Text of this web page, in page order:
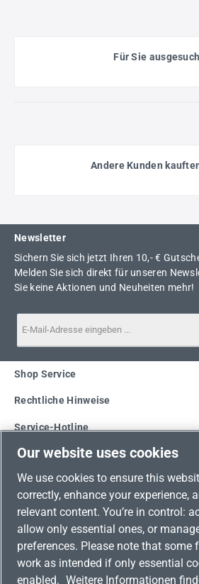
Für Sie
Andere Kunden
Newsletter
Sichern Sie sich jetzt Ihren 10,- €
Melden Sie sich direkt für unseren
Sie keine Aktionen und Neuheiten mehr!
Service-Hotline
Shop Service
Rechtliche Hinweise
Unsere Vorteile
Versandarten
Zahlungsarten
Adresse
Umweltschutz & Partnerschaft
Our website uses cookies
We use cookies to ensure this
correctly, enhance your experience,
relevant content. You’re in control:
allow only essential ones, or
preferences. Please note that some
work as intended if only essential
enabled. Weitere Informationen